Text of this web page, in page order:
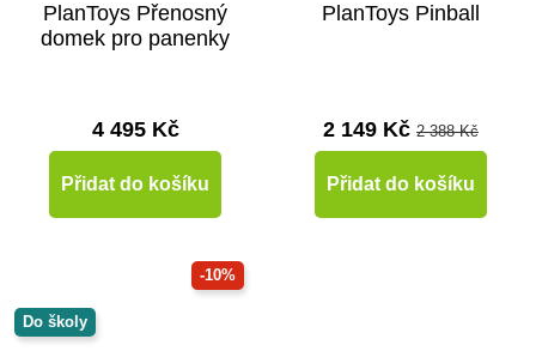
PlanToys Přenosný
domek pro panenky
4 495 Kč
Přidat do košíku
PlanToys Pinball
2 149 Kč 2 388 Kč
Přidat do košíku
-10%
Do školy